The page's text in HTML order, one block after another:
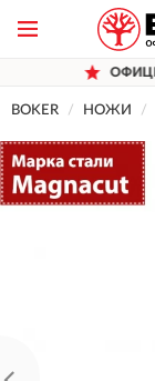
ДИЛЕР BOKER
BOKER НОЖИ